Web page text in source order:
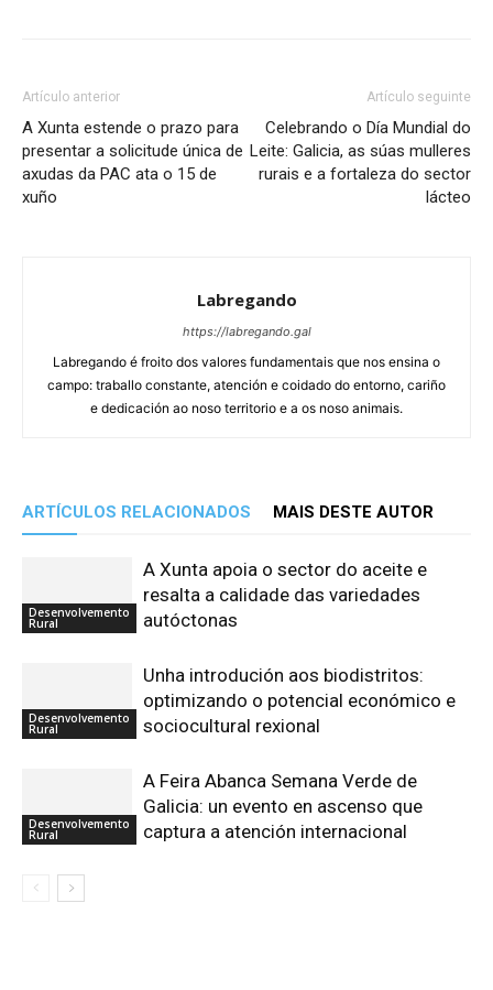
Artículo anterior
A Xunta estende o prazo para
presentar a solicitude única de
axudas da PAC ata o 15 de
xuño
Artículo seguinte
Celebrando o Día Mundial do
Leite: Galicia, as súas mulleres
rurais e a fortaleza do sector
lácteo
Labregando
https://labregando.gal
Labregando é froito dos valores fundamentais que nos ensina o
campo: traballo constante, atención e coidado do entorno, cariño
e dedicación ao noso territorio e a os noso animais.
ARTÍCULOS RELACIONADOS MAIS DESTE AUTOR
Desenvolvemento
Rural
A Xunta apoia o sector do aceite e
resalta a calidade das variedades
autóctonas
Desenvolvemento
Rural
Unha introdución aos biodistritos:
optimizando o potencial económico e
sociocultural rexional
Desenvolvemento
Rural
A Feira Abanca Semana Verde de
Galicia: un evento en ascenso que
captura a atención internacional